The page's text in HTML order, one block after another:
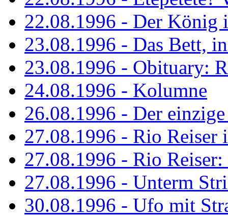
22.08.1996 - Der König
23.08.1996 - Das Bett,
23.08.1996 - Obituary:
24.08.1996 - Kolumne
26.08.1996 - Der
27.08.1996 - Rio Reiser
27.08.1996 - Rio
27.08.1996 - Unterm
30.08.1996 - Ufo mit